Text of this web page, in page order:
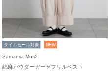
タイムセール対象 NEW
Samansa Mos2
綿麻パウダーガーゼフリルベスト